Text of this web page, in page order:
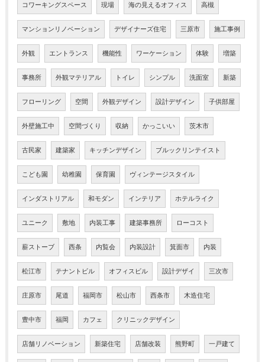
コワーキングスペース 現場 海の見えるオフィス 高槻
マンションリノベーション デザイナーズ住宅 三原市 施工事例
外観 エントランス 機能性 ワーケーション 体験 増築
事務所 外観マテリアル トイレ シンプル 洗面室 新築
フローリング 空間 外観デザイン 設計デザイン 子供部屋
外壁施工中 空間づくり 収納 かっこいい 茨木市
古民家 建築家 キッチンデザイン ブルックリンテイスト
こども園 幼稚園 保育園 ヴィンテージスタイル
インダストリアル 和モダン インテリア ホテルライク
ユニーク 敷地 内装工事 建築事務所 ローコスト
薪ストーブ 西条 内覧会 内装設計 箕面市 内装
松江市 テナントビル オフィスビル 設計デザイ 三次市
庄原市 尾道 福岡市 松山市 西条市 木造住宅
豊中市 福岡 カフェ クリニックデザイン
店舗リノベーション 新築住宅 店舗改装 熊野町 一戸建て